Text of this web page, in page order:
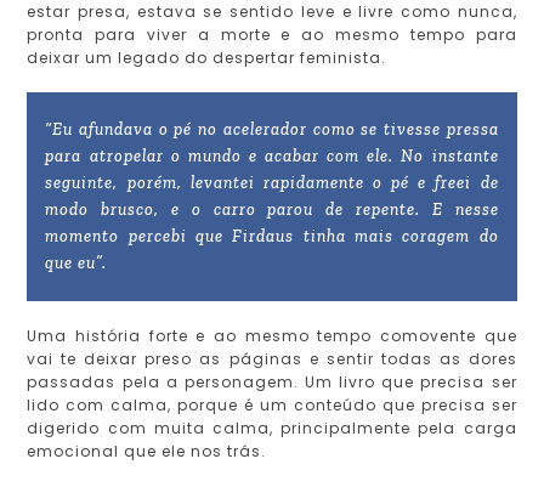
estar presa, estava se sentido leve e livre como nunca,
pronta para viver a morte e ao mesmo tempo para
deixar um legado do despertar feminista.
“Eu afundava o pé no acelerador como se tivesse pressa
para atropelar o mundo e acabar com ele. No instante
seguinte, porém, levantei rapidamente o pé e freei de
modo brusco, e o carro parou de repente. E nesse
momento percebi que Firdaus tinha mais coragem do
que eu”.
Uma história forte e ao mesmo tempo comovente que
vai te deixar preso as páginas e sentir todas as dores
passadas pela a personagem. Um livro que precisa ser
lido com calma, porque é um conteúdo que precisa ser
digerido com muita calma, principalmente pela carga
emocional que ele nos trás.